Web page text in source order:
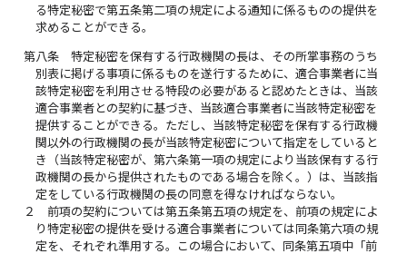
る特定秘密で第五条第二項の規定による通知に係るものの提供を
求めることができる。
第八条
特定秘密を保有する行政機関の長は、その所掌事務のうち
別表に掲げる事項に係るものを遂行するために、適合事業者に当
該特定秘密を利用させる特段の必要があると認めたときは、当該
適合事業者との契約に基づき、当該適合事業者に当該特定秘密を
提供することができる。ただし、当該特定秘密を保有する行政機
関以外の行政機関の長が当該特定秘密について指定をしていると
き（当該特定秘密が、第六条第一項の規定により当該保有する行
政機関の長から提供されたものである場合を除く。）は、当該指
定をしている行政機関の長の同意を得なければならない。
２
前項の契約については第五条第五項の規定を、前項の規定によ
り特定秘密の提供を受ける適合事業者については同条第六項の規
定を、それぞれ準用する。この場合において、同条第五項中「前